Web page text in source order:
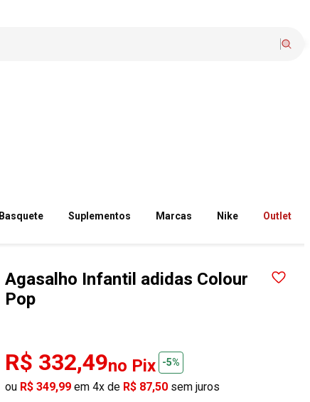
Basquete Suplementos Marcas Nike Outlet
Agasalho Infantil adidas Colour
Pop
R$ 332,49no Pix -5%
ou R$ 349,99 em 4x de R$ 87,50 sem juros